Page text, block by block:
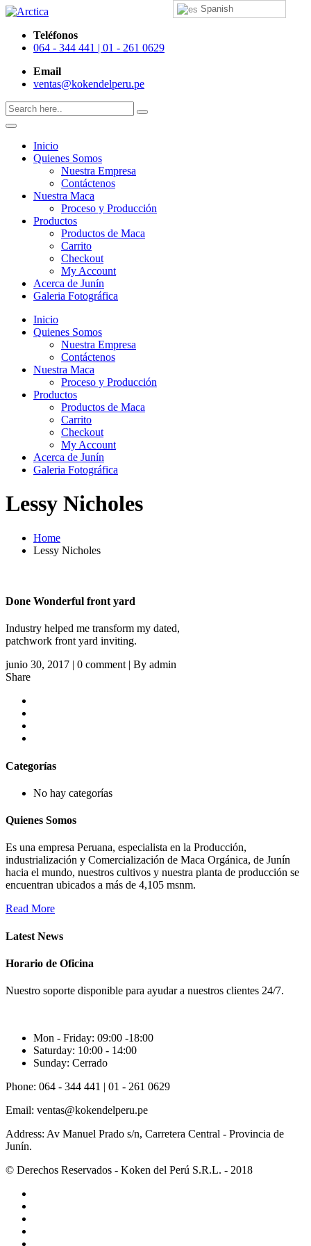
Teléfonos
064 - 344 441 | 01 - 261 0629
Email
ventas@kokendelperu.pe
Inicio
Quienes Somos
Nuestra Empresa
Contáctenos
Nuestra Maca
Proceso y Producción
Productos
Productos de Maca
Carrito
Checkout
My Account
Acerca de Junín
Galeria Fotográfica
Inicio
Quienes Somos
Nuestra Empresa
Contáctenos
Nuestra Maca
Proceso y Producción
Productos
Productos de Maca
Carrito
Checkout
My Account
Acerca de Junín
Galeria Fotográfica
Lessy Nicholes
Home
Lessy Nicholes
Done Wonderful front yard
Industry helped me transform my dated,
patchwork front yard inviting.
junio 30, 2017 | 0 comment | By admin
Share
Categorías
No hay categorías
Quienes Somos
Es una empresa Peruana, especialista en la Producción,
industrialización y Comercialización de Maca Orgánica, de Junín
hacia el mundo, nuestros cultivos y nuestra planta de producción se
encuentran ubicados a más de 4,105 msnm.
Read More
Latest News
Horario de Oficina
Nuestro soporte disponible para ayudar a nuestros clientes 24/7.
Mon - Friday: 09:00 -18:00
Saturday: 10:00 - 14:00
Sunday: Cerrado
Phone: 064 - 344 441 | 01 - 261 0629
Email: ventas@kokendelperu.pe
Address: Av Manuel Prado s/n, Carretera Central - Provincia de
Junín.
© Derechos Reservados - Koken del Perú S.R.L. - 2018
Spanish